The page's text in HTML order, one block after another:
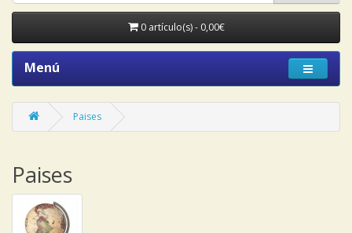
0 artículo(s) - 0,00€
Menú
Paises
Paises